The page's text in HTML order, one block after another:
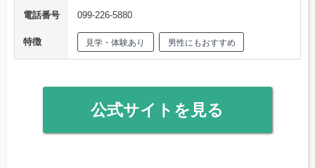
電話番号
099-226-5880
特徴 見学・体験あり 男性にもおすすめ
公式サイトを見る